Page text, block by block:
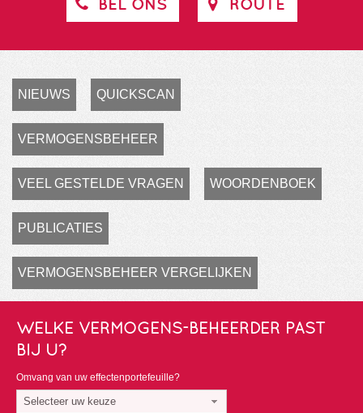
NIEUWS QUICKSCAN
VERMOGENSBEHEER
VEEL GESTELDE VRAGEN WOORDENBOEK
PUBLICATIES
VERMOGENSBEHEER VERGELIJKEN
WELKE VERMOGENS-BEHEERDER PAST
BIJ U?
Omvang van uw effectenportefeuille?
Selecteer uw keuze